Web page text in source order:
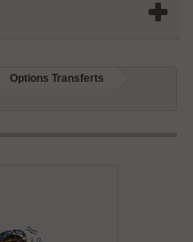
Options Transferts